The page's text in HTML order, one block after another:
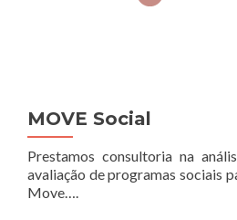
MOVE Social
Prestamos consultoria na
avaliação de programas sociais
Move….